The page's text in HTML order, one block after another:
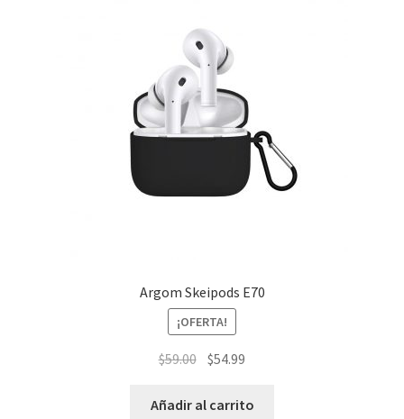
Argom Skeipods E70
¡OFERTA!
$59.00 El
original
$54.99
actual
Añadir al carrito